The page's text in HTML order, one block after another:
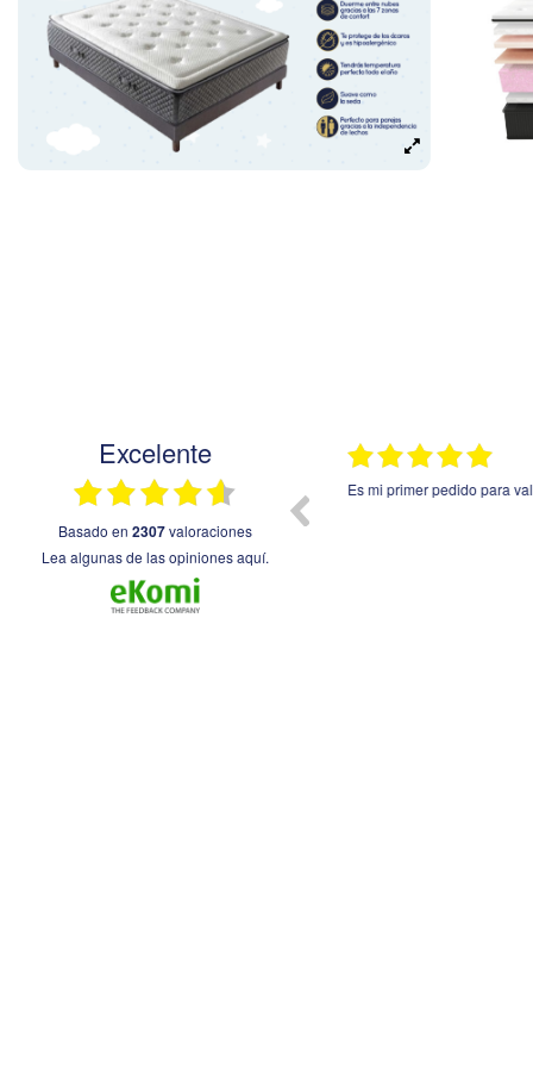
Excelente
basado en 2307valoraciones
Lea algunas de las opiniones aquí.
estoy contenta con el servicio Es mi primer pedido para